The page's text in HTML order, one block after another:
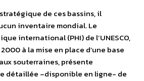
de ces bassins, il
inventaire mondial. Le
international (PHI) de l’UNESCO,
à la mise en place d’une base
souterraines, présente
détaillée –disponible en ligne- de